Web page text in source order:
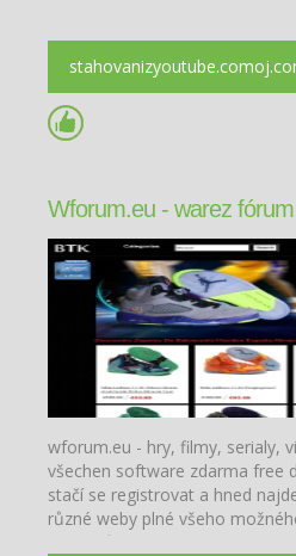
Wforum.eu - warez
wforum.eu - hry, filmy, serialy,
všechen software zdarma free
stačí se registrovat a hned
různé weby plné všeho
systémů) po XXX(porno) warez